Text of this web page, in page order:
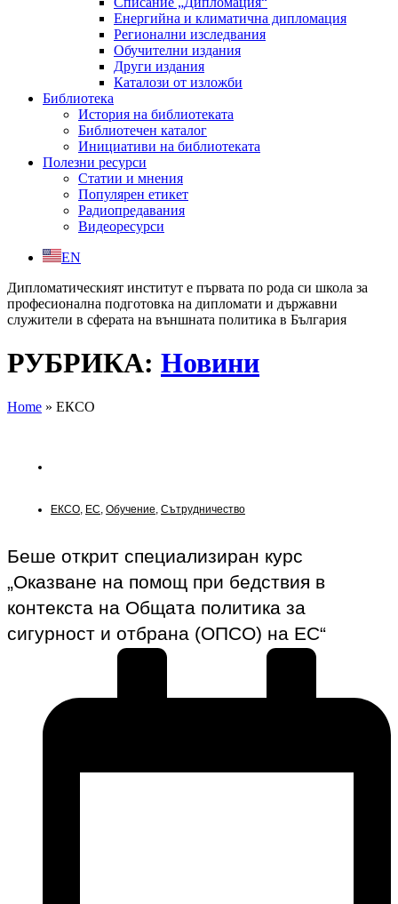
Енергийна и климатична дипломация
Регионални изследвания
Обучителни издания
Други издания
Каталози от изложби
Библиотека
История на библиотеката
Библиотечен каталог
Инициативи на библиотеката
Полезни ресурси
Статии и мнения
Популярен етикет
Радиопредавания
Видеоресурси
EN
Дипломатическият институт е първата по рода си школа за
професионална подготовка на дипломати и държавни
служители в сферата на външната политика в България
РУБРИКА: Новини
Home » ЕКСО
ЕКСО ЕС Обучение Сътрудничество
Беше открит специализиран курс
„Оказване на помощ при бедствия в
контекста на Общата политика за
сигурност и отбрана (ОПСО) на ЕС“